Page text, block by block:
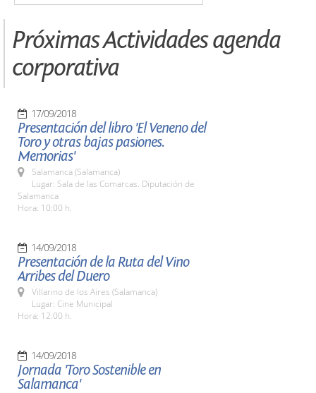
Próximas Actividades agenda
corporativa
17/09/2018
Presentación del libro 'El Veneno del
Toro y otras bajas pasiones.
Memorias'
Salamanca (Salamanca)
Lugar: Sala de las Comarcas. Diputación de
Salamanca
Hora: 10:00 h.
14/09/2018
Presentación de la Ruta del Vino
Arribes del Duero
Villarino de los Aires (Salamanca)
Lugar: Cine Municipal
Hora: 12:00 h.
14/09/2018
Jornada 'Toro Sostenible en
Salamanca'